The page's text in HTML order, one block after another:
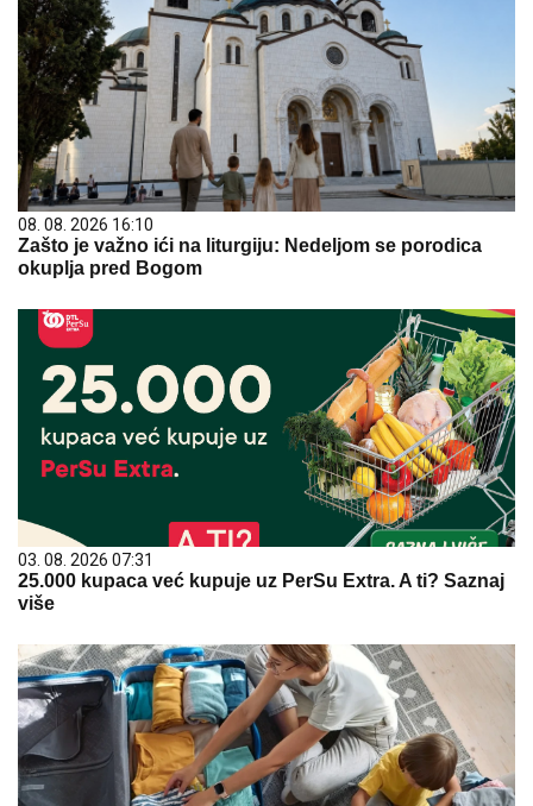
08. 08. 2026 16:10
Zašto je važno ići na liturgiju: Nedeljom se porodica
okuplja pred Bogom
03. 08. 2026 07:31
25.000 kupaca već kupuje uz PerSu Extra. A ti? Saznaj
više